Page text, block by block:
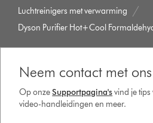
Luchtreinigers met verwarming
Dyson Purifier Hot+Cool
Neem contact met
Op onzeSupportpagina'svind je
video-handleidingen en meer.